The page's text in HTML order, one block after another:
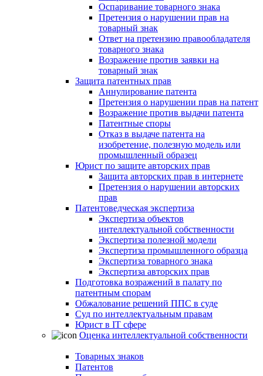
Оспаривание товарного знака
Претензия о нарушении прав на
товарный знак
Ответ на претензию правообладателя
товарного знака
Возражение против заявки на
товарный знак
Защита патентных прав
Аннулирование патента
Претензия о нарушении прав на патент
Возражение против выдачи патента
Патентные споры
Отказ в выдаче патента на
изобретение, полезную модель или
промышленный образец
Юрист по защите авторских прав
Защита авторских прав в интернете
Претензия о нарушении авторских
прав
Патентоведческая экспертиза
Экспертиза объектов
интеллектуальной собственности
Экспертиза полезной модели
Экспертиза промышленного образца
Экспертиза товарного знака
Экспертиза авторских прав
Подготовка возражений в палату по
патентным спорам
Обжалование решений ППС в суде
Суд по интеллектуальным правам
Юрист в IT сфере
Оценка интеллектуальной собственности
Товарных знаков
Патентов